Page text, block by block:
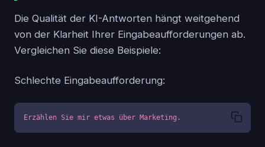
Die Qualität der KI-Antworten hängt weitgehend
von der Klarheit Ihrer Eingabeaufforderungen ab.
Vergleichen Sie diese Beispiele:
Schlechte Eingabeaufforderung:
Erzählen Sie mir etwas über Marketing.